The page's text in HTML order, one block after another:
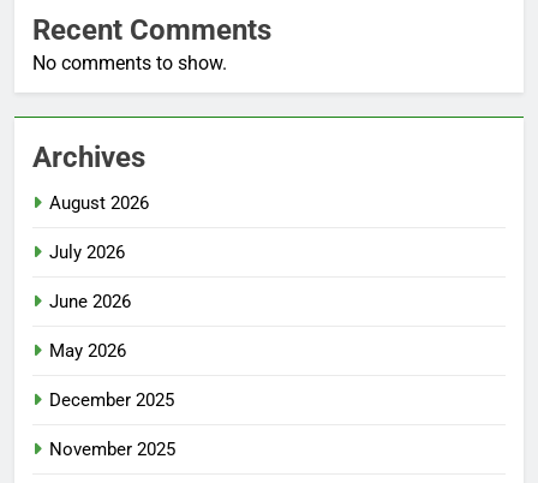
Recent Comments
No comments to show.
Archives
August 2026
July 2026
June 2026
May 2026
December 2025
November 2025